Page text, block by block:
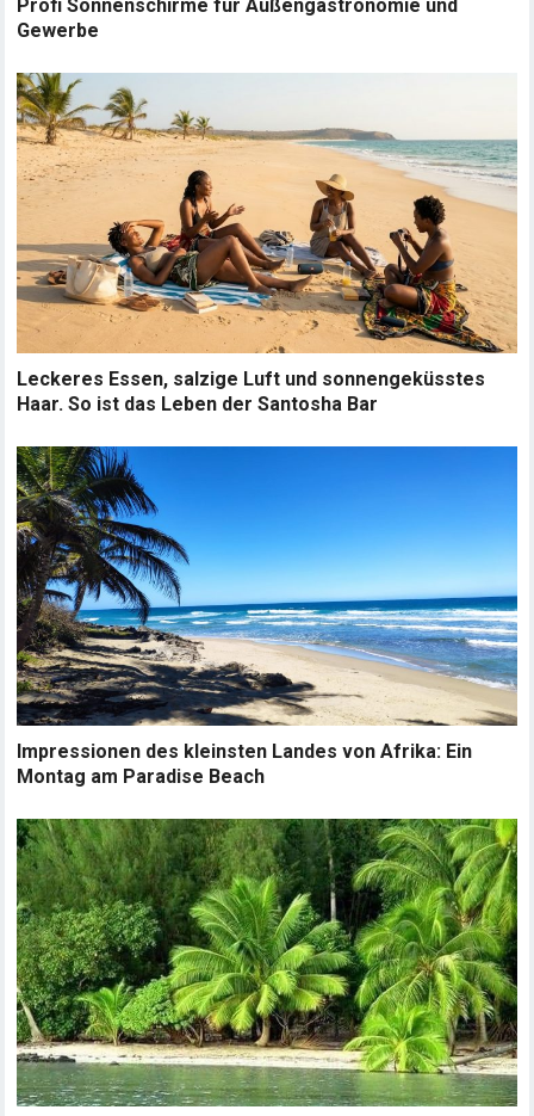
Profi Sonnenschirme für Außengastronomie und
Gewerbe
Leckeres Essen, salzige Luft und sonnengeküsstes
Haar. So ist das Leben der Santosha Bar
Impressionen des kleinsten Landes von Afrika: Ein
Montag am Paradise Beach